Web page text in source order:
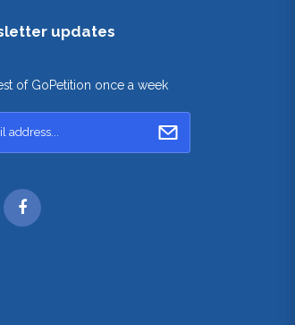
updates
of GoPetition once a week